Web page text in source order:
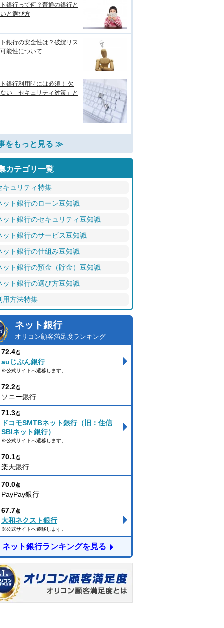
銀行って何？普通の銀行と
と選び方
銀行の安全性は？破綻リス
能性について
銀行利用時には必須！ 欠
い「セキュリティ対策」と
をもっと見る ≫
カテゴリ一覧
キュリティ特集
ット銀行のローン豆知識
ット銀行のセキュリティ豆知識
ット銀行のサービス豆知識
ット銀行の仕組み豆知識
ット銀行の預金（貯金）豆知識
ット銀行の選び方豆知識
用方法特集
ネット銀行
オリコン顧客満足度ランキング
72.4点
auじぶん銀行
※公式サイトへ遷移します。
72.2点
ソニー銀行
71.3点
ドコモSMTBネット銀行（旧：住信
SBIネット銀行）
※公式サイトへ遷移します。
70.1点
楽天銀行
70.0点
PayPay銀行
67.7点
大和ネクスト銀行
※公式サイトへ遷移します。
ネット銀行ランキングを見る